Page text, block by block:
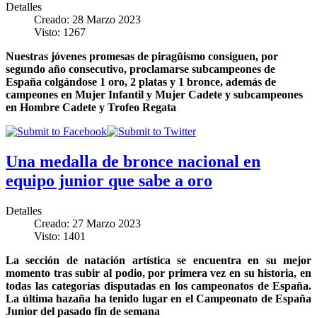
Detalles
Creado: 28 Marzo 2023
Visto: 1267
Nuestras jóvenes promesas de piragüismo consiguen, por
segundo año consecutivo, proclamarse subcampeones de
España colgándose 1 oro, 2 platas y 1 bronce, además de
campeones en Mujer Infantil y Mujer Cadete y subcampeones
en Hombre Cadete y Trofeo Regata
Una medalla de bronce nacional en
equipo junior que sabe a oro
Detalles
Creado: 27 Marzo 2023
Visto: 1401
La sección de natación artística se encuentra en su mejor
momento tras subir al podio, por primera vez en su historia, en
todas las categorías disputadas en los campeonatos de España.
La última hazaña ha tenido lugar en el Campeonato de España
Junior del pasado fin de semana